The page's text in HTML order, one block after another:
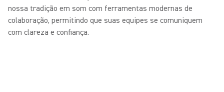
nossa tradição em som com ferramentas modernas de
colaboração, permitindo que suas equipes se comuniquem
com clareza e confiança.